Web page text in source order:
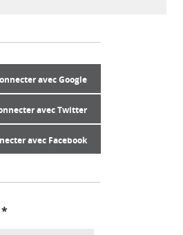
avec Google
avec Twitter
avec Facebook
*